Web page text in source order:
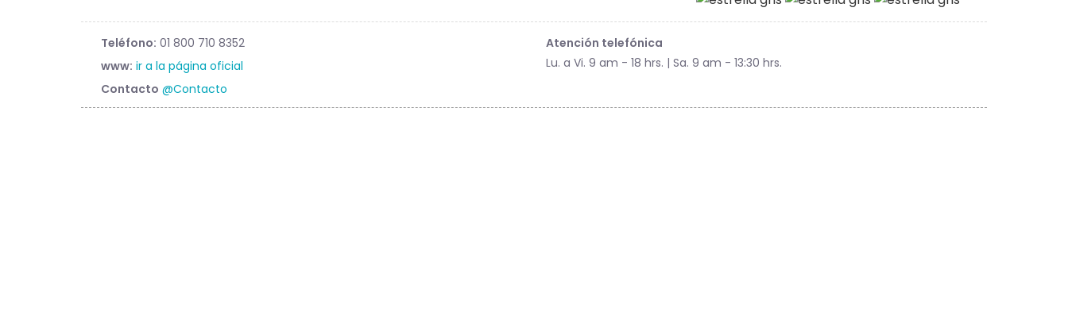
Teléfono: 01 800 710 8352
www: ir a la página oficial
Contacto @Contacto
Atención telefónica
Lu. a Vi. 9 am - 18 hrs. | Sa. 9 am - 13:30 hrs.